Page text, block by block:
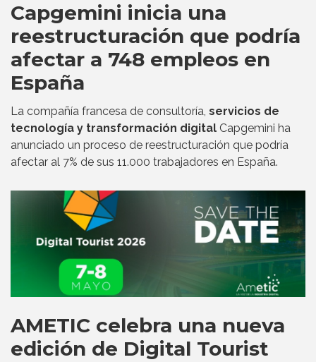
Capgemini inicia una
reestructuración que podría
afectar a 748 empleos en
España
La compañía francesa de consultoría, servicios de
tecnología y transformación digital Capgemini ha
anunciado un proceso de reestructuración que podría
afectar al 7% de sus 11.000 trabajadores en España.
AMETIC celebra una nueva
edición de Digital Tourist